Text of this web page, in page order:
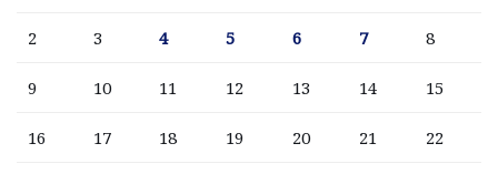
2 3 4 5 6 7 8
9 10 11 12 13 14 15
16 17 18 19 20 21 22